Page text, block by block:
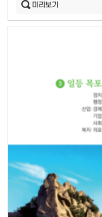
미리보기